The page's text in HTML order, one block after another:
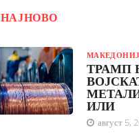
НАЈНОВО
ТРАМП
ИЛИ
август 5,